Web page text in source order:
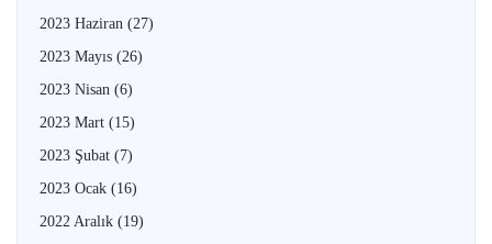
2023 Haziran (27)
2023 Mayıs (26)
2023 Nisan (6)
2023 Mart (15)
2023 Şubat (7)
2023 Ocak (16)
2022 Aralık (19)